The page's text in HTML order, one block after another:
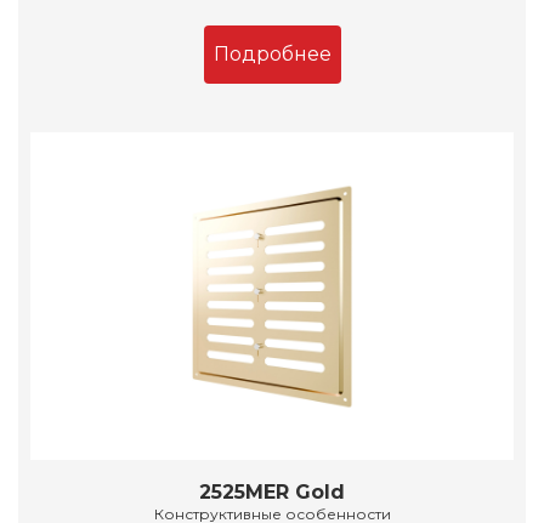
Подробнее
2525MER Gold
Конструктивные особенности